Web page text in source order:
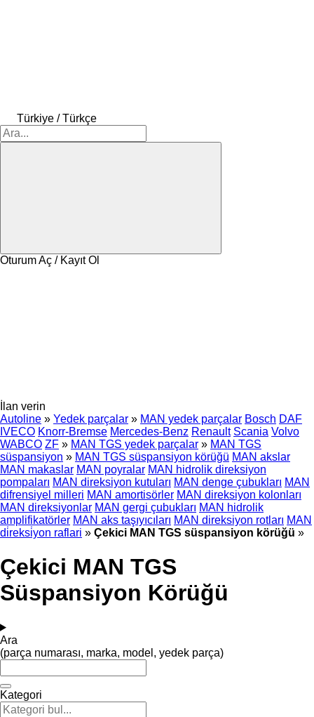
Türkiye / Türkçe
Oturum Aç / Kayıt Ol
İlan verin
Autoline » Yedek parçalar » MAN yedek parçalar Bosch DAF
IVECO Knorr-Bremse Mercedes-Benz Renault Scania Volvo
WABCO ZF » MAN TGS yedek parçalar » MAN TGS
süspansiyon » MAN TGS süspansiyon körüğü MAN akslar
MAN makaslar MAN poyralar MAN hidrolik direksiyon
pompaları MAN direksiyon kutuları MAN denge çubukları MAN
difrensiyel milleri MAN amortisörler MAN direksiyon kolonları
MAN direksiyonlar MAN gergi çubukları MAN hidrolik
amplifikatörler MAN aks taşıyıcıları MAN direksiyon rotları MAN
di̇reksi̇yon raflari » Çekici MAN TGS süspansiyon körüğü »
Çekici MAN TGS
Süspansiyon Körüğü
Ara
(parça numarası, marka, model, yedek parça)
Kategori